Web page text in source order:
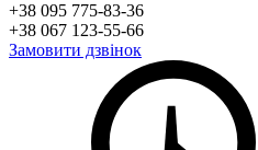
+38 095 775-83-36
+38 067 123-55-66
Замовити дзвінок